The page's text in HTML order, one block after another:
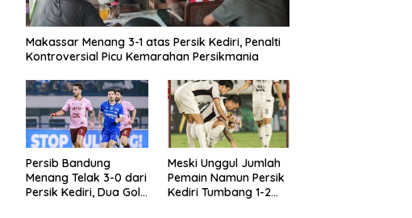
Makassar Menang 3-1 atas Persik Kediri, Penalti
Kontroversial Picu Kemarahan Persikmania
Persib Bandung
Menang Telak 3-0 dari
Persik Kediri, Dua Gol
Meski Unggul Jumlah
Pemain Namun Persik
Kediri Tumbang 1-2